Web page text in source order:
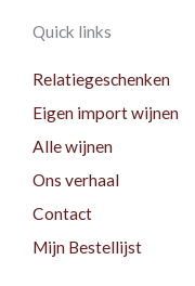
Quick links
Relatiegeschenken
Eigen import wijnen
Alle wijnen
Ons verhaal
Contact
Mijn Bestellijst